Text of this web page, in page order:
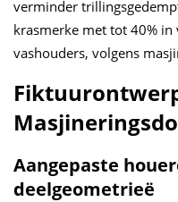
verminder
krasmerke met tot 40%
vashouders, volgens
Aangepaste
deelgeometrieë